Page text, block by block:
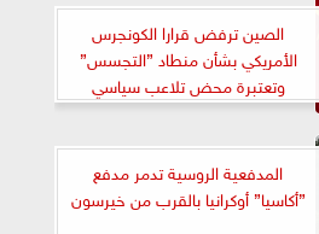
الصين ترفض قرارا الكونجرس
الأمريكي بشأن منطاد ”التجسس”
وتعتبرة محض تلاعب سياسي
وتضخيم للأمر
المدفعية الروسية تدمر مدفع
”أكاسيا” أوكرانيا بالقرب من خيرسون